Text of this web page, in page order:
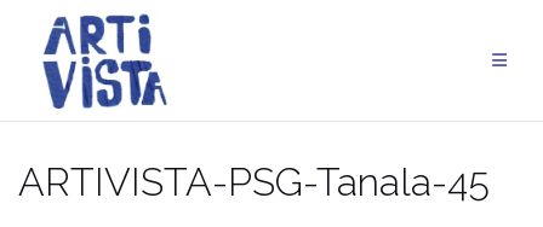
contenu
ARTIVISTA-PSG-Tanala-45